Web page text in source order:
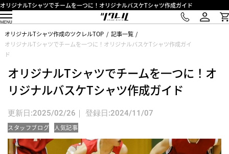
オリジナルTシャツでチームを一つに！オリジナルバスケTシャツ作成ガイド
オリジナルTシャツ作成のツクレルTOP
記事一覧
オリジナルTシャツでチームを一つに！オリジナルバスケTシャツ作成ガイ
ド
オリジナルTシャツでチームを一つに！オ
リジナルバスケTシャツ作成ガイド
更新日:2025/02/26｜ 登録日:2024/11/07
スタッフブログ 人気記事